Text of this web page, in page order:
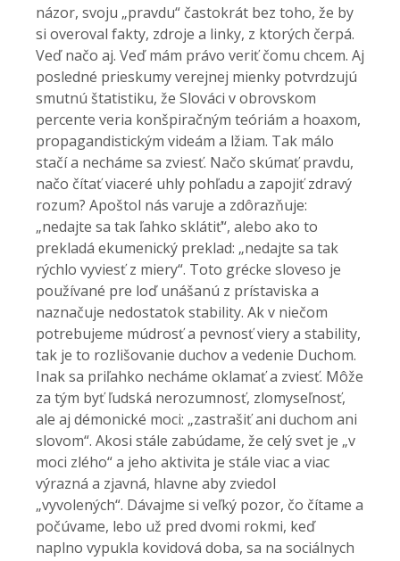
názor, svoju „pravdu“ častokrát bez toho, že by
si overoval fakty, zdroje a linky, z ktorých čerpá.
Veď načo aj. Veď mám právo veriť čomu chcem. Aj
posledné prieskumy verejnej mienky potvrdzujú
smutnú štatistiku, že Slováci v obrovskom
percente veria konšpiračným teóriám a hoaxom,
propagandistickým videám a lžiam. Tak málo
stačí a necháme sa zviesť. Načo skúmať pravdu,
načo čítať viaceré uhly pohľadu a zapojiť zdravý
rozum? Apoštol nás varuje a zdôrazňuje:
„nedajte sa tak ľahko sklátiť“, alebo ako to
prekladá ekumenický preklad: „nedajte sa tak
rýchlo vyviesť z miery“. Toto grécke sloveso je
používané pre loď unášanú z prístaviska a
naznačuje nedostatok stability. Ak v niečom
potrebujeme múdrosť a pevnosť viery a stability,
tak je to rozlišovanie duchov a vedenie Duchom.
Inak sa priľahko necháme oklamať a zviesť. Môže
za tým byť ľudská nerozumnosť, zlomyseľnosť,
ale aj démonické moci: „zastrašiť ani duchom ani
slovom“. Akosi stále zabúdame, že celý svet je „v
moci zlého“ a jeho aktivita je stále viac a viac
výrazná a zjavná, hlavne aby zviedol
„vyvolených“. Dávajme si veľký pozor, čo čítame a
počúvame, lebo už pred dvomi rokmi, keď
naplno vypukla kovidová doba, sa na sociálnych